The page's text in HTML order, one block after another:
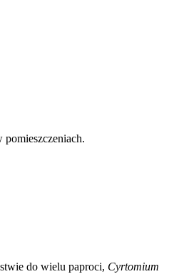
do wielu paproci, Cyrtomium